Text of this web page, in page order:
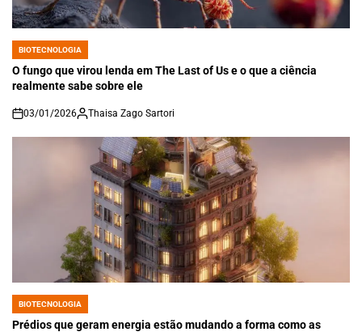
POSTED
IN
BIOTECNOLOGIA
O fungo que virou lenda em The Last of Us e o que a ciência
realmente sabe sobre ele
on
03/01/2026 Thaisa Zago Sartori
POSTED
IN
BIOTECNOLOGIA
Prédios que geram energia estão mudando a forma como as